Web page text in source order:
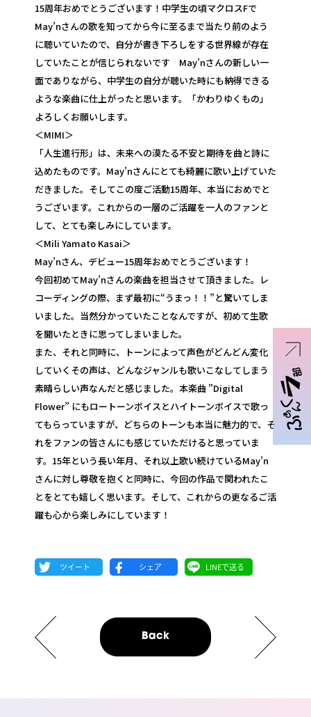
15周年おめでとうございます！中学生の頃マクロスFで
May’nさんの歌を知ってから今に至るまで当たり前のよう
に聴いていたので、自分が書き下ろしをする世界線が存在
していたことが信じられないです May’nさんの新しい一
面でありながら、中学生の自分が聴いた時にも納得できる
ような楽曲に仕上がったと思います。「かわりゆくもの」
よろしくお願いします。
＜MIMI＞
「人生進行形」は、未来への漠たる不安と期待を曲と詩に
込めたものです。May’nさんにとても綺麗に歌い上げていた
だきました。そしてこの度ご活動15周年、本当におめでと
うございます。これからの一層のご活躍を一人のファンと
して、とても楽しみにしています。
＜Mili Yamato Kasai＞
May’nさん、デビュー15周年おめでとうございます！
今回初めてMay’nさんの楽曲を担当させて頂きました。レ
コーディングの際、まず最初に“うまっ！！”と驚いてしま
いました。当然分かっていたことなんですが、初めて生歌
を聞いたときに思ってしまいました。
また、それと同時に、トーンによって声色がどんどん変化
していくその声は、どんなジャンルも歌いこなしてしまう
素晴らしい声なんだと感じました。本楽曲 ”Digital
Flower” にもロートーンボイスとハイトーンボイスで歌っ
てもらっていますが、どちらのトーンも本当に魅力的で、そ
れをファンの皆さんにも感じていただけると思っていま
す。15年という長い年月、それ以上歌い続けているMay’n
さんに対し尊敬を抱くと同時に、今回の作品で関われたこ
とをとても嬉しく思います。そして、これからの更なるご活
躍も心から楽しみにしています！
Back